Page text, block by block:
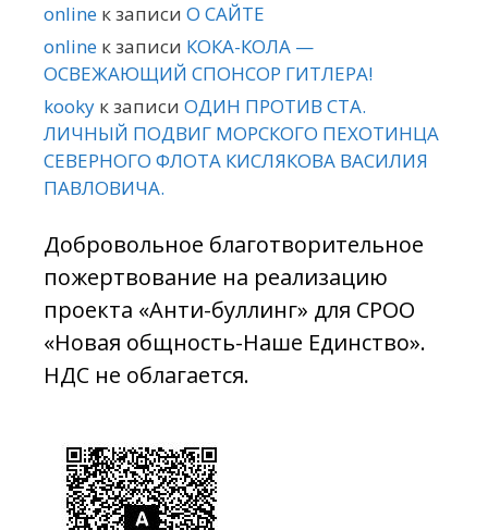
online к записи О САЙТЕ
online к записи КОКА-КОЛА —
ОСВЕЖАЮЩИЙ СПОНСОР ГИТЛЕРА!
kooky к записи ОДИН ПРОТИВ СТА.
ЛИЧНЫЙ ПОДВИГ МОРСКОГО ПЕХОТИНЦА
СЕВЕРНОГО ФЛОТА КИСЛЯКОВА ВАСИЛИЯ
ПАВЛОВИЧА.
Добровольное благотворительное
пожертвование на реализацию
проекта «Анти-буллинг» для СРОО
«Новая общность-Наше Единство».
НДС не облагается.